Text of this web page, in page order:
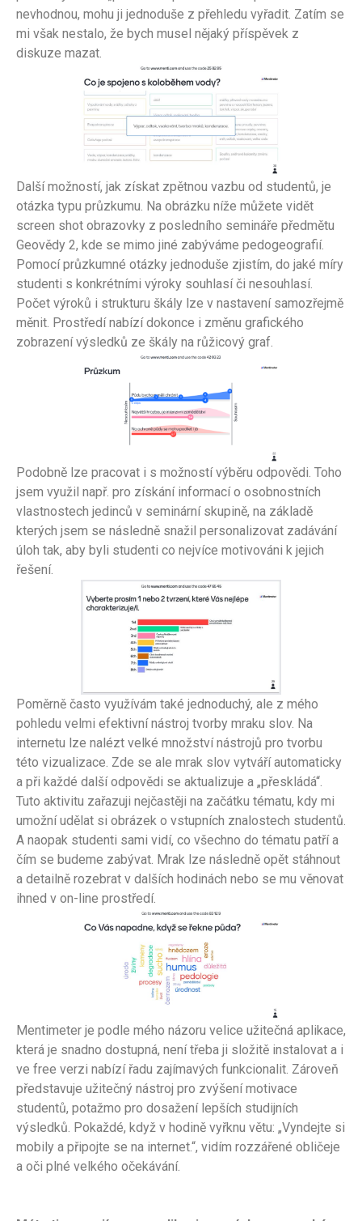
nevhodnou, mohu ji jednoduše z přehledu vyřadit. Zatím se
mi však nestalo, že bych musel nějaký příspěvek z
diskuze mazat.
Další možností, jak získat zpětnou vazbu od studentů, je
otázka typu průzkumu. Na obrázku níže můžete vidět
screen shot obrazovky z posledního semináře předmětu
Geovědy 2, kde se mimo jiné zabýváme pedogeografií.
Pomocí průzkumné otázky jednoduše zjistím, do jaké míry
studenti s konkrétními výroky souhlasí či nesouhlasí.
Počet výroků i strukturu škály lze v nastavení samozřejmě
měnit. Prostředí nabízí dokonce i změnu grafického
zobrazení výsledků ze škály na růžicový graf.
Podobně lze pracovat i s možností výběru odpovědi. Toho
jsem využil např. pro získání informací o osobnostních
vlastnostech jedinců v seminární skupině, na základě
kterých jsem se následně snažil personalizovat zadávání
úloh tak, aby byli studenti co nejvíce motivováni k jejich
řešení.
Poměrně často využívám také jednoduchý, ale z mého
pohledu velmi efektivní nástroj tvorby mraku slov. Na
internetu lze nalézt velké množství nástrojů pro tvorbu
této vizualizace. Zde se ale mrak slov vytváří automaticky
a při každé další odpovědi se aktualizuje a „přeskládá“.
Tuto aktivitu zařazuji nejčastěji na začátku tématu, kdy mi
umožní udělat si obrázek o vstupních znalostech studentů.
A naopak studenti sami vidí, co všechno do tématu patří a
čím se budeme zabývat. Mrak lze následně opět stáhnout
a detailně rozebrat v dalších hodinách nebo se mu věnovat
ihned v on-line prostředí.
Mentimeter je podle mého názoru velice užitečná aplikace,
která je snadno dostupná, není třeba ji složitě instalovat a i
ve free verzi nabízí řadu zajímavých funkcionalit. Zároveň
představuje užitečný nástroj pro zvýšení motivace
studentů, potažmo pro dosažení lepších studijních
výsledků. Pokaždé, když v hodině vyřknu větu: „Vyndejte si
mobily a připojte se na internet.“, vidím rozzářené obličeje
a oči plné velkého očekávání.